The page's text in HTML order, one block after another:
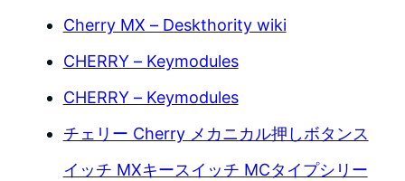
Cherry MX – Deskthority wiki
CHERRY – Keymodules
CHERRY – Keymodules
チェリー Cherry メカニカル押しボタンス
イッチ MXキースイッチ MCタイプシリー